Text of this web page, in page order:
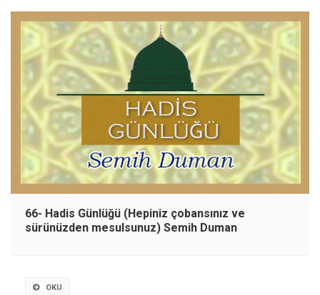
66- Hadis Günlüğü (Hepiniz çobansınız ve
sürünüzden mesulsunuz) Semih Duman
OKU